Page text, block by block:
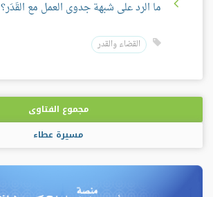
ما الرد على شبهة جدوى العمل مع القَدَر؟
القضاء والقدر
مجموع الفتاوى
مسيرة عطاء